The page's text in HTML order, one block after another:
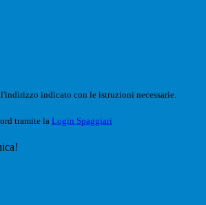
indicato con le istruzioni necessarie.
tramite la Login Spaggiari